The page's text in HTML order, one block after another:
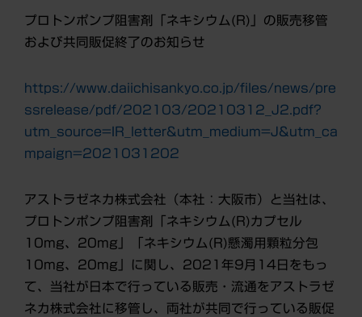
プロトンポンプ阻害剤「ネキシウム(R)」の販売移管
および共同販促終了のお知らせ
https://www.daiichisankyo.co.jp/files/news/pre
ssrelease/pdf/202103/20210312_J2.pdf?
utm_source=IR_letter&utm_medium=J&utm_ca
mpaign=2021031202
アストラゼネカ株式会社 （本社：大阪市） と 当社は、
プロトンポンプ阻害剤「ネキシウム(R)カプセル
10mg、20mg」「ネキシウム(R)懸濁用顆粒分包
10mg、20mg」に関し、2021年9月14日をもっ
て、当社が日本で行っている販売・流通をアストラゼ
ネカ株式会社に移管し、両社が共同で行っている販促